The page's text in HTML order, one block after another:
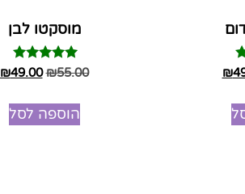
₪
מוסקטו לבן
דורג
5.00
₪55.00
₪49.00
הוספה לסל